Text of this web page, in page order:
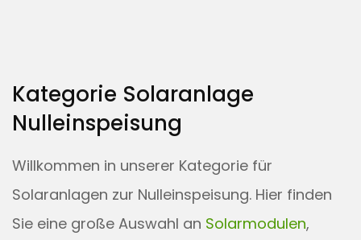
Kategorie Solaranlage
Nulleinspeisung
Willkommen in unserer Kategorie für
Solaranlagen zur Nulleinspeisung. Hier finden
Sie eine große Auswahl an Solarmodulen,